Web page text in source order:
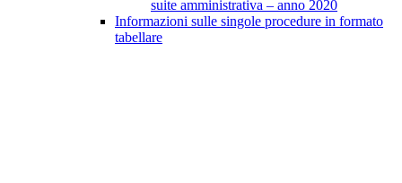
suite amministrativa – anno 2020
Informazioni sulle singole procedure in formato
tabellare